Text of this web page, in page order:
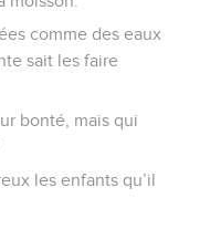
comme des eaux
sait les faire
bonté, mais qui
les enfants qu’il